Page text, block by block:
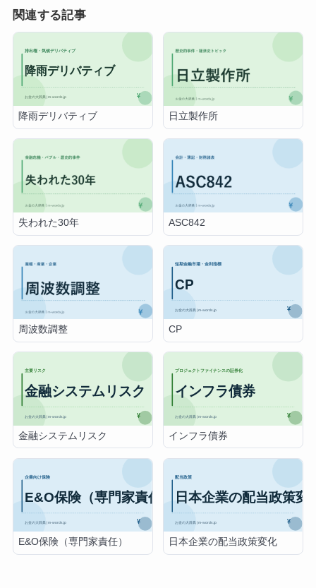
関連する記事
降雨デリバティブ 日立製作所
失われた30年 ASC842
周波数調整 CP
金融システムリスク インフラ債券
E&O保険（専門家責任） 日本企業の配当政策変化